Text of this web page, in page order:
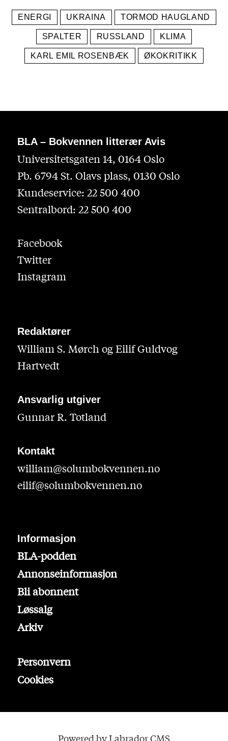
ENERGI UKRAINA TORMOD HAUGLAND
SPALTER RUSSLAND KLIMA
KARL EMIL ROSENBÆK ØKOKRITIKK
BLA – Bokvennen litterær Avis
Universitetsgaten 14, 0164 Oslo
Pb. 6794 St. Olavs plass, 0130 Oslo
Kundeservice: 22 500 400
Sentralbord: 22 500 400
Facebook
Twitter
Instagram
Redaktører
William S. Mørch og Eilif Guldvog
Hartvedt
Ansvarlig utgiver
Gunnar R. Totland
Kontakt
william@solumbokvennen.no
eilif@solumbokvennen.no
Informasjon
BLA-podden
Annonseinformasjon
Bli abonnent
Løssalg
Arkiv
Personvern
Cookies
Powered by Labrador CMS